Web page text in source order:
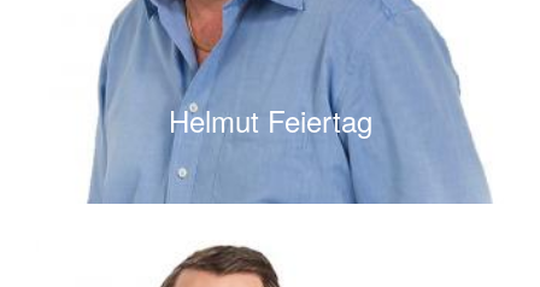
Helmut Feiertag